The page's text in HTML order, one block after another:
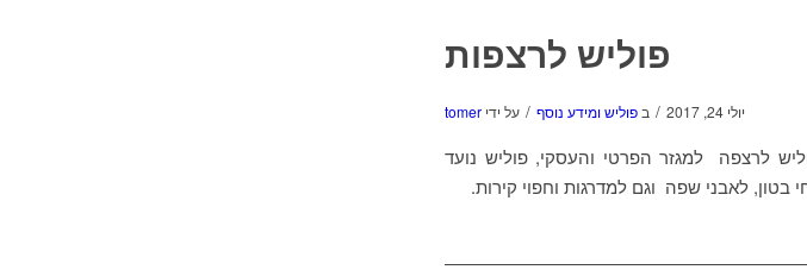
פוליש לרצפות
יולי 24, 2017 / בפוליש ומידע נוסף / על ידי tomer
לרצפה למגזר הפרטי והעסקי, פוליש נועד
לאבני שפה וגם למדרגות וחפוי קירות.